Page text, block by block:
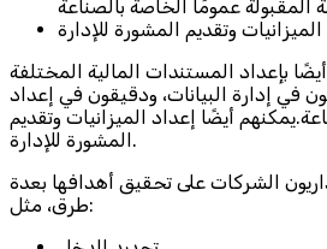
بإعداد المستندات المالية المختلفة
في إدارة البيانات، ودقيقون في إعداد
أيضًا إعداد الميزانيات وتقديم
المشورة للإدارة.
الشركات على تحقيق أهدافها بعدة
طرق، مثل: